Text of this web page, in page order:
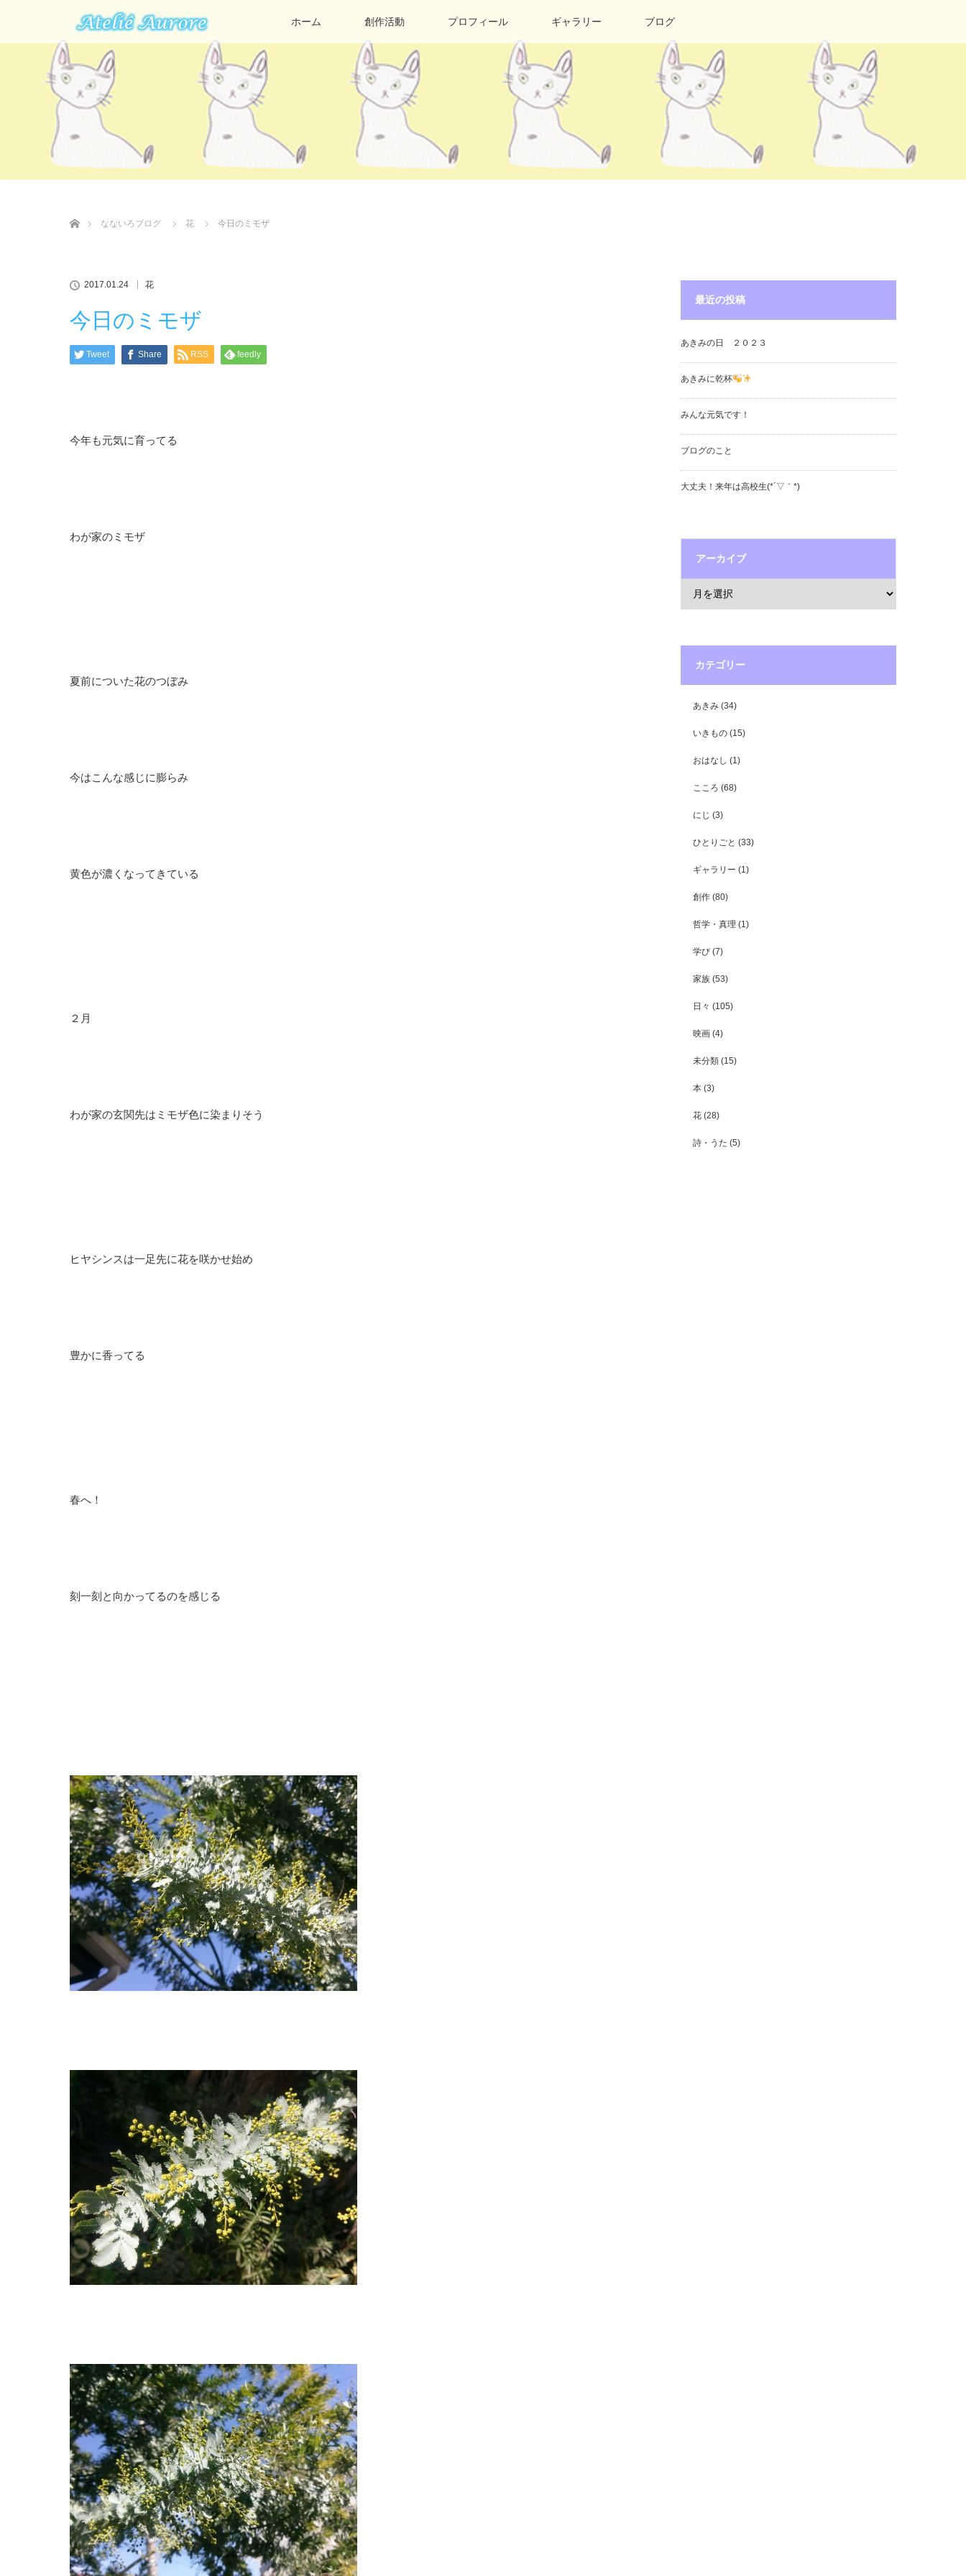
ホーム 創作活動 プロフィール ギャラリー ブログ
なないろブログ
花 今日のミモザ
2017.01.24 花
今日のミモザ
Tweet Share RSS feedly
今年も元気に育ってる
わが家のミモザ
夏前についた花のつぼみ
今はこんな感じに膨らみ
黄色が濃くなってきている
２月
わが家の玄関先はミモザ色に染まりそう
ヒヤシンスは一足先に花を咲かせ始め
豊かに香ってる
春へ！
刻一刻と向かってるのを感じる
最近の投稿
あきみの日 ２０２３
あきみに乾杯
みんな元気です！
ブログのこと
大丈夫！来年は高校生(*´▽｀*)
アーカイブ
カテゴリー
あきみ (34)
いきもの (15)
おはなし (1)
こころ (68)
にじ (3)
ひとりごと (33)
ギャラリー (1)
創作 (80)
哲学・真理 (1)
学び (7)
家族 (53)
日々 (105)
映画 (4)
未分類 (15)
本 (3)
花 (28)
詩・うた (5)